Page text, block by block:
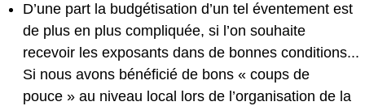
D’une part la budgétisation d’un tel éventement est
de plus en plus compliquée, si l’on souhaite
recevoir les exposants dans de bonnes conditions...
Si nous avons bénéficié de bons « coups de
pouce » au niveau local lors de l’organisation de la